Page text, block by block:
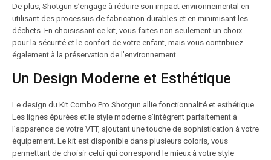
De plus, Shotgun s’engage à réduire son impact environnemental en
utilisant des processus de fabrication durables et en minimisant les
déchets. En choisissant ce kit, vous faites non seulement un choix
pour la sécurité et le confort de votre enfant, mais vous contribuez
également à la préservation de l’environnement.
Un Design Moderne et Esthétique
Le design du Kit Combo Pro Shotgun allie fonctionnalité et esthétique.
Les lignes épurées et le style moderne s’intègrent parfaitement à
l’apparence de votre VTT, ajoutant une touche de sophistication à votre
équipement. Le kit est disponible dans plusieurs coloris, vous
permettant de choisir celui qui correspond le mieux à votre style